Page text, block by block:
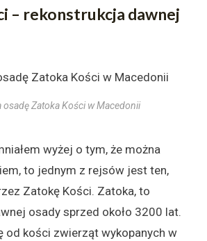
– rekonstrukcja dawnej
osadę Zatoka Kości w Macedonii
wyżej o tym, że można
to jednym z rejsów jest ten,
Zatokę Kości. Zatoka, to
osady sprzed około 3200 lat.
od kości zwierząt wykopanych w